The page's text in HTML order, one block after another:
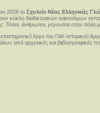
2026 το Σχολείο Νέας Ελληνικής
κύκλο διαδικτυακών καινοτόμων
Τόποι, άνθρωποι, γεγονότα στην πόλη
έργο του ΓΑΚ-Ιστορικού
από αρχειακές και βιβλιογραφικές